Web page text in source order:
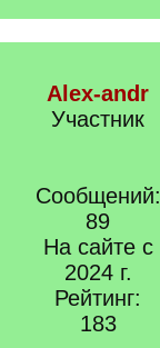
Alex-andr
Участник
Сообщений:
89
На сайте с
2024 г.
Рейтинг:
183